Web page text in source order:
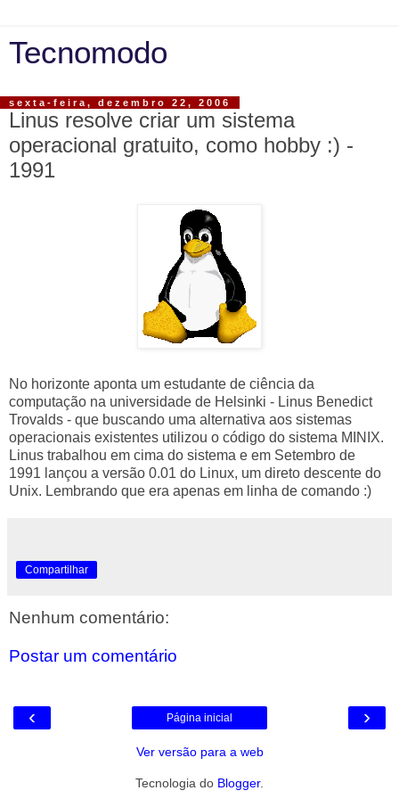
Tecnomodo
sexta-feira, dezembro 22, 2006
Linus resolve criar um sistema
operacional gratuito, como hobby :) -
1991
No horizonte aponta um estudante de ciência da
computação na universidade de Helsinki - Linus Benedict
Trovalds - que buscando uma alternativa aos sistemas
operacionais existentes utilizou o código do sistema MINIX.
Linus trabalhou em cima do sistema e em Setembro de
1991 lançou a versão 0.01 do Linux, um direto descente do
Unix. Lembrando que era apenas em linha de comando :)
Compartilhar
Nenhum comentário:
Postar um comentário
‹ ›
Página inicial
Ver versão para a web
Tecnologia do Blogger.